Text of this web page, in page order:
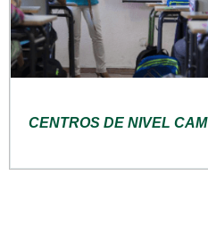
CENTROS DE NIVEL CAM